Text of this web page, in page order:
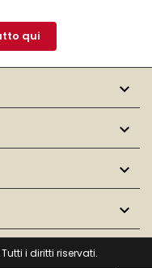
qui




i diritti riservati.
alla privacy